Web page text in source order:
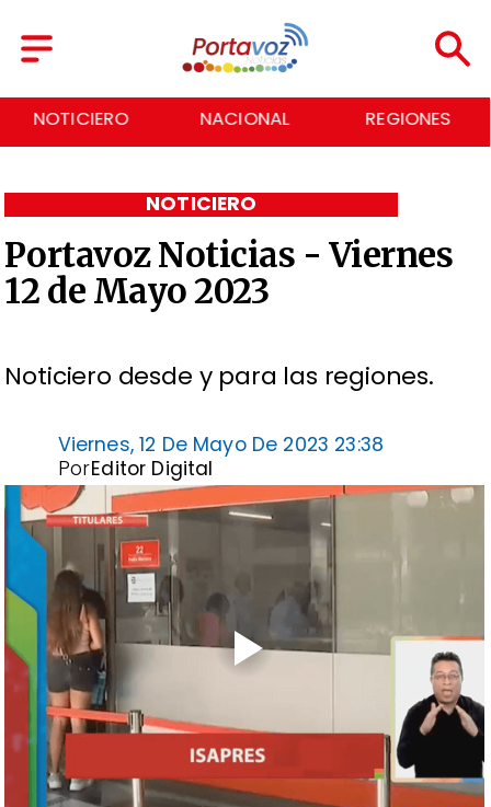
NOTICIERO NACIONAL REGIONES
Portavoz Noticias - Viernes
12 de Mayo 2023
Noticiero desde y para las regiones.
NOTICIERO
Viernes, 12 De Mayo De 2023 23:38
Editor Digital
Por